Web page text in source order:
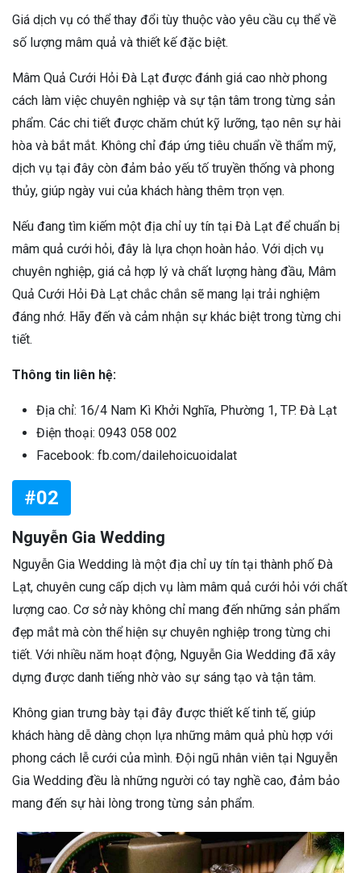
Giá dịch vụ có thể thay đổi tùy thuộc vào yêu cầu cụ thể về
số lượng mâm quả và thiết kế đặc biệt.
Mâm Quả Cưới Hỏi Đà Lạt được đánh giá cao nhờ phong
cách làm việc chuyên nghiệp và sự tận tâm trong từng sản
phẩm. Các chi tiết được chăm chút kỹ lưỡng, tạo nên sự hài
hòa và bắt mắt. Không chỉ đáp ứng tiêu chuẩn về thẩm mỹ,
dịch vụ tại đây còn đảm bảo yếu tố truyền thống và phong
thủy, giúp ngày vui của khách hàng thêm trọn vẹn.
Nếu đang tìm kiếm một địa chỉ uy tín tại Đà Lạt để chuẩn bị
mâm quả cưới hỏi, đây là lựa chọn hoàn hảo. Với dịch vụ
chuyên nghiệp, giá cả hợp lý và chất lượng hàng đầu, Mâm
Quả Cưới Hỏi Đà Lạt chắc chắn sẽ mang lại trải nghiệm
đáng nhớ. Hãy đến và cảm nhận sự khác biệt trong từng chi
tiết.
Thông tin liên hệ:
Địa chỉ: 16/4 Nam Kì Khởi Nghĩa, Phường 1, TP. Đà Lạt
Điện thoại: 0943 058 002
Facebook: fb.com/dailehoicuoidalat
#02
Nguyễn Gia Wedding
Nguyễn Gia Wedding là một địa chỉ uy tín tại thành phố Đà
Lạt, chuyên cung cấp dịch vụ làm mâm quả cưới hỏi với chất
lượng cao. Cơ sở này không chỉ mang đến những sản phẩm
đẹp mắt mà còn thể hiện sự chuyên nghiệp trong từng chi
tiết. Với nhiều năm hoạt động, Nguyễn Gia Wedding đã xây
dựng được danh tiếng nhờ vào sự sáng tạo và tận tâm.
Không gian trưng bày tại đây được thiết kế tinh tế, giúp
khách hàng dễ dàng chọn lựa những mâm quả phù hợp với
phong cách lễ cưới của mình. Đội ngũ nhân viên tại Nguyễn
Gia Wedding đều là những người có tay nghề cao, đảm bảo
mang đến sự hài lòng trong từng sản phẩm.